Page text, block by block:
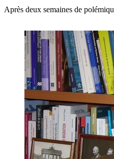
Après deux semaines de